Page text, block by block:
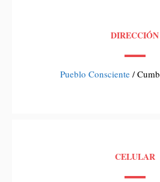
DIRECCIÓN
Pueblo Consciente /
CELULAR